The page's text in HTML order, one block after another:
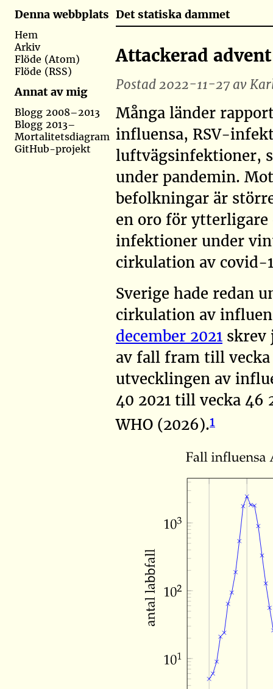
Det statiska dammet
Denna webbplats
Hem
Arkiv
Flöde (Atom)
Flöde (RSS)
Annat av mig
Blogg 2008–2013
Blogg 2013–
Mortalitetsdiagram
GitHub-projekt
Attackerad advent
Postad 2022-11-27 av
Många länder
influensa, RSV-
luftvägsinfektioner,
under pandemin.
befolkningar är
en oro för ytterligare
infektioner under
cirkulation av covid-
Sverige hade redan
cirkulation av
december 2021 skrev
av fall fram till vecka
utvecklingen av
40 2021 till vecka 46
WHO (2026).1